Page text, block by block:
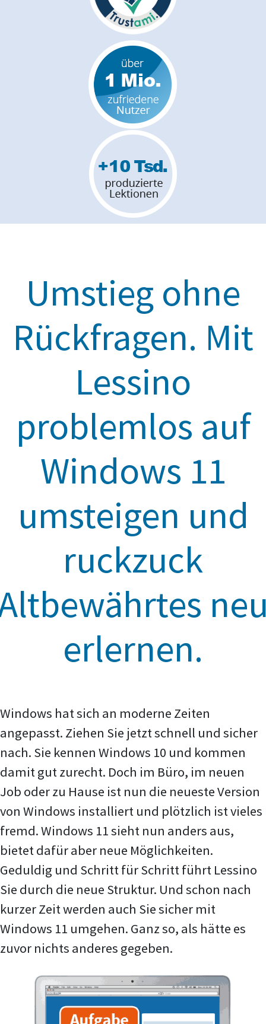
Umstieg ohne
Rückfragen. Mit
Lessino
problemlos auf
Windows 11
umsteigen und
ruckzuck
erlernen.
Windows hat sich an moderne Zeiten
angepasst. Ziehen Sie jetzt schnell und sicher
nach. Sie kennen Windows 10 und kommen
damit gut zurecht. Doch im Büro, im neuen
Job oder zu Hause ist nun die neueste Version
von Windows installiert und plötzlich ist vieles
fremd. Windows 11 sieht nun anders aus,
bietet dafür aber neue Möglichkeiten.
Geduldig und Schritt für Schritt führt Lessino
Sie durch die neue Struktur. Und schon nach
kurzer Zeit werden auch Sie sicher mit
Windows 11 umgehen. Ganz so, als hätte es
zuvor nichts anderes gegeben.